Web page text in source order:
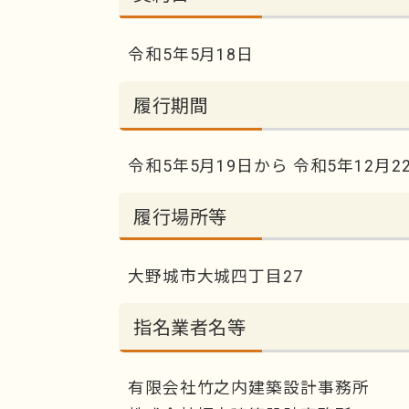
令和5年5月18日
履行期間
令和5年5月19日から 令和5年12月
履行場所等
大野城市大城四丁目27
指名業者名等
有限会社竹之内建築設計事務所